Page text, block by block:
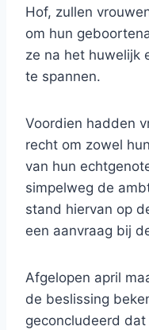
Hof, zullen
om hun
ze na het huwelijk
te spannen.
Voordien hadden
recht om zowel
van hun
simpelweg de
stand hiervan op
een aanvraag bij
Afgelopen april
de beslissing
geconcludeerd